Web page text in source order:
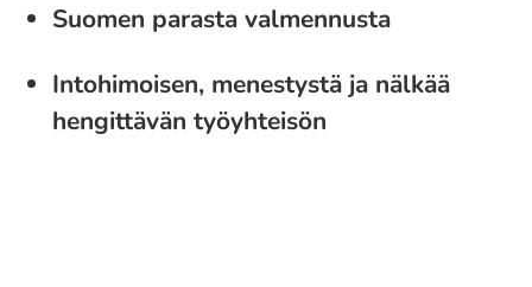
Suomen parasta valmennusta
Intohimoisen, menestystä ja nälkää
hengittävän työyhteisön